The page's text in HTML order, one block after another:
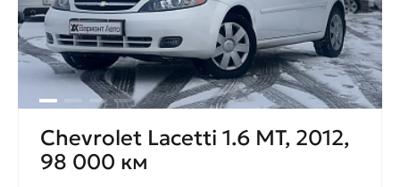
Chevrolet Lacetti 1.6 MT, 2012,
98 000 км